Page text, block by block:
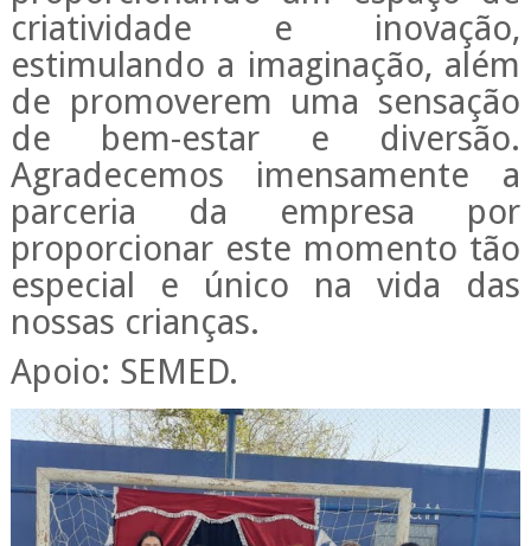
criatividade e inovação,
estimulando a imaginação, além
de promoverem uma sensação
de bem-estar e diversão.
Agradecemos imensamente a
parceria da empresa por
proporcionar este momento tão
especial e único na vida das
nossas crianças.
Apoio: SEMED.